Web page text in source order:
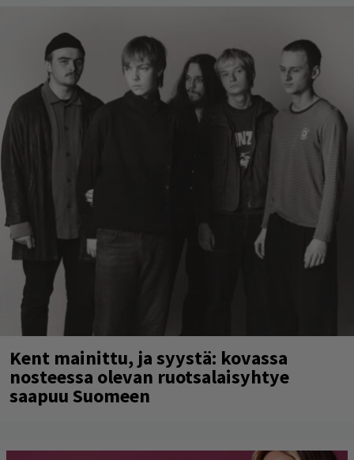
Kent mainittu, ja syystä: kovassa
nosteessa olevan ruotsalaisyhtye
saapuu Suomeen